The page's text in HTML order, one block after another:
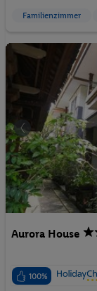
Familienzimmer
Aurora House
100%